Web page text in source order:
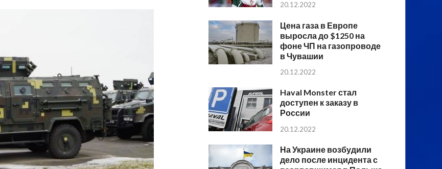
20.12.2022
Цена газа в Европе
выросла до $1250 на
фоне ЧП на газопроводе
в Чувашии
20.12.2022
Haval Monster стал
доступен к заказу в
России
20.12.2022
На Украине возбудили
дело после инцидента с